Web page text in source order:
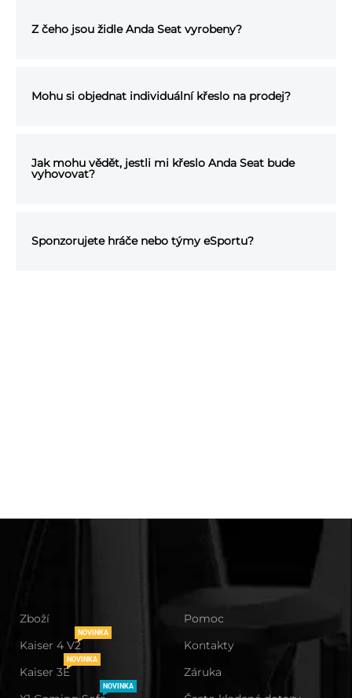
Z čeho jsou židle Anda Seat vyrobeny?
Mohu si objednat individuální křeslo na prodej?
Jak mohu vědět, jestli mi křeslo Anda Seat bude
vyhovovat?
Sponzorujete hráče nebo týmy eSportu?
Zboží
Kaiser 4 V2
NOVINKA
Kaiser 3E
NOVINKA
NOVINKA
Pomoc
Kontakty
Záruka